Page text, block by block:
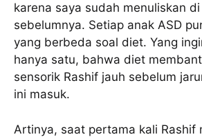
karena saya sudah menuliskan
sebelumnya. Setiap anak ASD
yang berbeda soal diet. Yang
hanya satu, bahwa diet
sensorik Rashif jauh sebelum
ini masuk.
Artinya, saat pertama kali Rashif